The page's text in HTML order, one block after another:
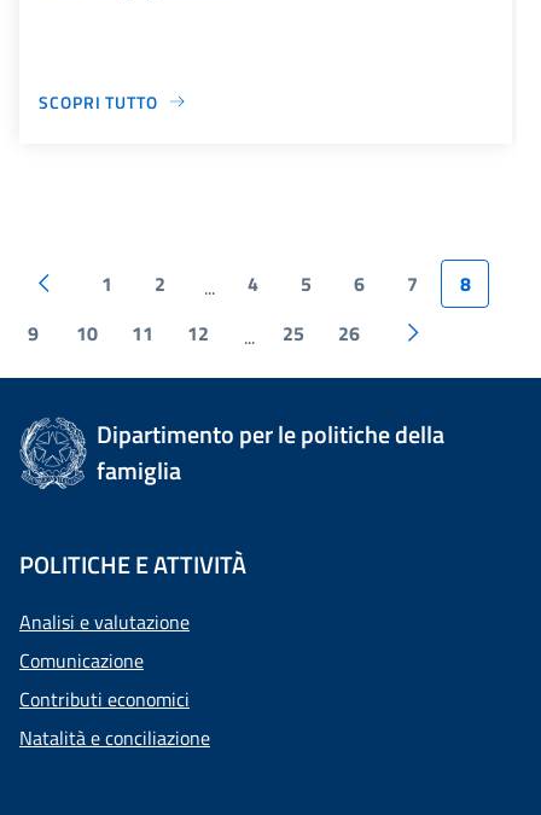
SCOPRI TUTTO
1 2 ... 4 5 6 7
8
9
10 11 12 ... 25 26
Dipartimento per le politiche della
famiglia
POLITICHE E ATTIVITÀ
Analisi e valutazione
Comunicazione
Contributi economici
Natalità e conciliazione